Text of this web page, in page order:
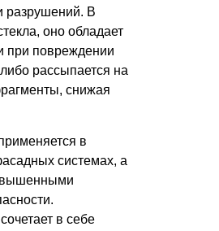
разрушений. В
оно обладает
при повреждении
рассыпается на
снижая
в
системах, а
в себе